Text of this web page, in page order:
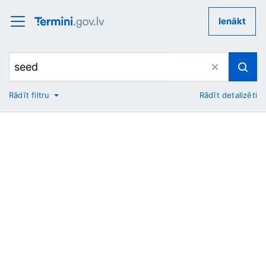
Ienākt
No
Rādīt filtru Rādīt detalizēti